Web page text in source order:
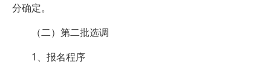
分确定。
（二）第二批选调
1、报名程序